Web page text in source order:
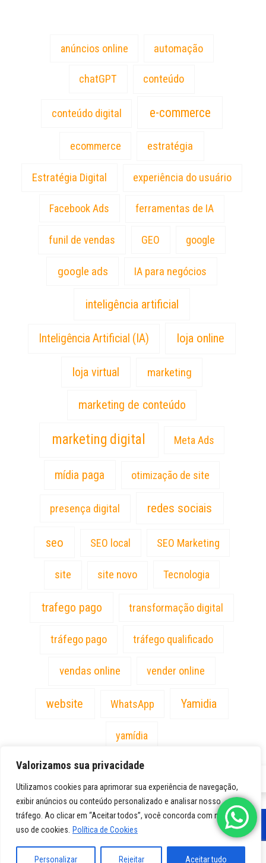
Valorizamos sua privacidade
Utilizamos cookies para aprimorar sua experiência de navegação,
exibir anúncios ou conteúdo personalizado e analisar nosso
tráfego. Ao clicar em “Aceitar todos”, você concorda com nosso
uso de cookies.
Política de Cookies
Personalizar Rejeitar Aceitar tudo
anúncios online automação
chatGPT conteúdo
conteúdo digital e-commerce
ecommerce estratégia
Estratégia Digital experiência do usuário
Facebook Ads ferramentas de IA
funil de vendas GEO google
google ads IA para negócios
inteligência artificial
Inteligência Artificial (IA) loja online
loja virtual marketing
marketing de conteúdo
marketing digital Meta Ads
mídia paga otimização de site
presença digital redes sociais
seo SEO local SEO Marketing
site site novo Tecnologia
trafego pago transformação digital
tráfego pago tráfego qualificado
vendas online vender online
website WhatsApp Yamidia
yamídia